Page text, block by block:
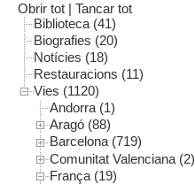
Obrir tot | Tancar tot
Biblioteca (41)
Biografies (20)
Notícies (18)
Restauracions (11)
Vies (1120)
Andorra (1)
Aragó (88)
Barcelona (719)
Comunitat Valenciana (2)
França (19)